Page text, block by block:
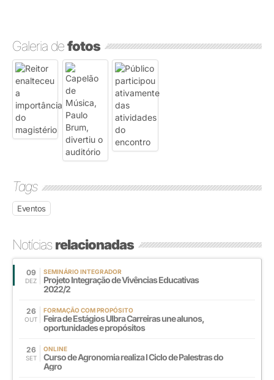
Galeria defotos
Tags
Eventos
Notíciasrelacionadas
09
DEZ
SEMINÁRIO INTEGRADOR
Projeto Integração de Vivências Educativas
2022/2
26
OUT
FORMAÇÃO COM PROPÓSITO
Feira de Estágios Ulbra Carreiras une alunos,
oportunidades e propósitos
26
SET
ONLINE
Curso de Agronomia realiza I Ciclo de Palestras do
Agro